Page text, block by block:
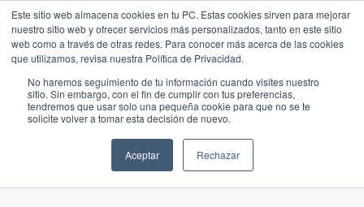
Este sitio web almacena cookies en tu PC. Estas cookies sirven para mejorar
nuestro sitio web y ofrecer servicios más personalizados, tanto en este sitio
web como a través de otras redes. Para conocer más acerca de las cookies
que utilizamos, revisa nuestra Política de Privacidad.
No haremos seguimiento de tu información cuando visites nuestro
sitio. Sin embargo, con el fin de cumplir con tus preferencias,
tendremos que usar solo una pequeña cookie para que no se te
solicite volver a tomar esta decisión de nuevo.
Aceptar Rechazar